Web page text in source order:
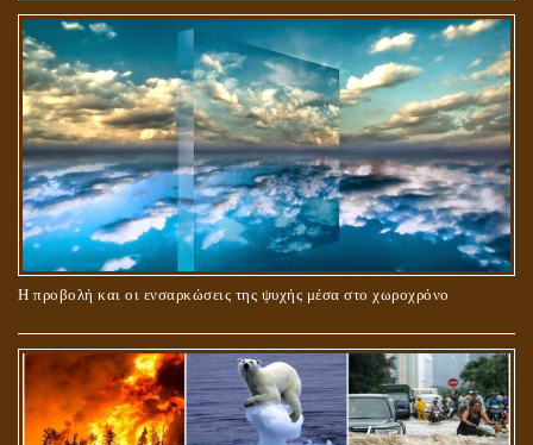
Η προβολή και οι ενσαρκώσεις της ψυχής μέσα στο χωροχρόνο
ΠΕΡΙ ΓΑΜΟΥ ΚΑΙ ΔΙΑΖΥΓΙΟΥ